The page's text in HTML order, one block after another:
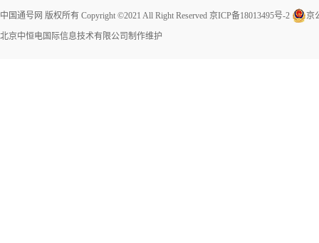
中国通号网 版权所有 Copyright ©2021 All Right Reserved 京ICP备18013495号-2 京
北京中恒电国际信息技术有限公司制作维护